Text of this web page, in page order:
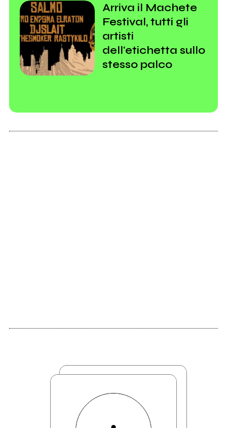
Arriva il Machete
Festival, tutti gli
artisti
dell'etichetta sullo
stesso palco